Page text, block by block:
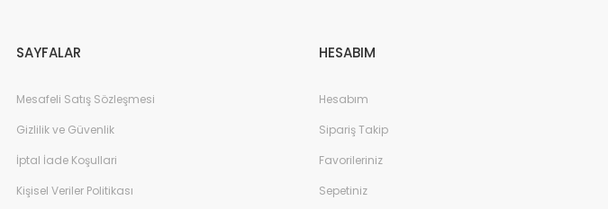
SAYFALAR
Mesafeli Satış Sözleşmesi
Gizlilik ve Güvenlik
İptal İade Koşullari
Kişisel Veriler Politikası
HESABIM
Hesabım
Sipariş Takip
Favorileriniz
Sepetiniz